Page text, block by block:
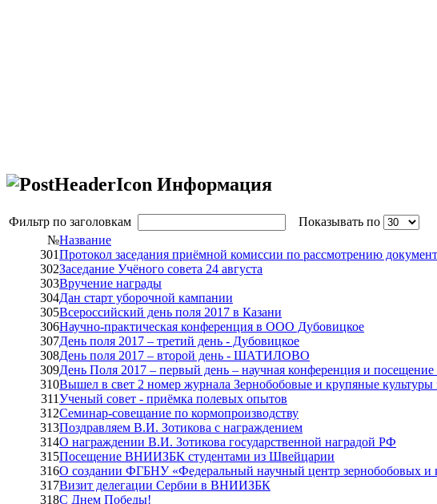
Информация
Фильтр по заголовкам
Показывать по
№Название
301Протокол заседания приёмной комиссии по рассмотрению
302Заседание Учёного совета 24 августа
303Вручение награды
304Дан старт уборочной кампании
305Всероссийский день поля 2017 в Казани
306Научно-практическая конференция в ООО Дубовицкое
307День поля 2017 – третий день - Дубовицкое
308День поля 2017 – второй день - ШАТИЛОВО
309День Поля 2017 – первый день – научная конференция и
310Вышел в свет 2 номер журнала Зернобобовые и крупяные культуры
311Ученый совет - приёмка полевых опытов
312Семинар-совещание по кормопроизводству
313Поздравляем В.И. Зотикова с награждением
314О награждении В.И. Зотикова государственной наградой РФ
315Посещение ВНИИЗБК студентами из Швейцарии
316О создании ФГБНУ «Федеральный научный центр зернобобовых и
317Визит делегации Сербии в ВНИИЗБК
318С Днем Победы!